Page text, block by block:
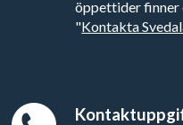
öppettider finner
"Kontakta